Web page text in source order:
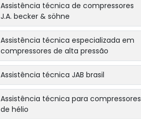
Assistência técnica de compressores
J.A. becker & söhne
Assistência técnica especializada em
compressores de alta pressão
Assistência técnica JAB brasil
Assistência técnica para compressores
de hélio